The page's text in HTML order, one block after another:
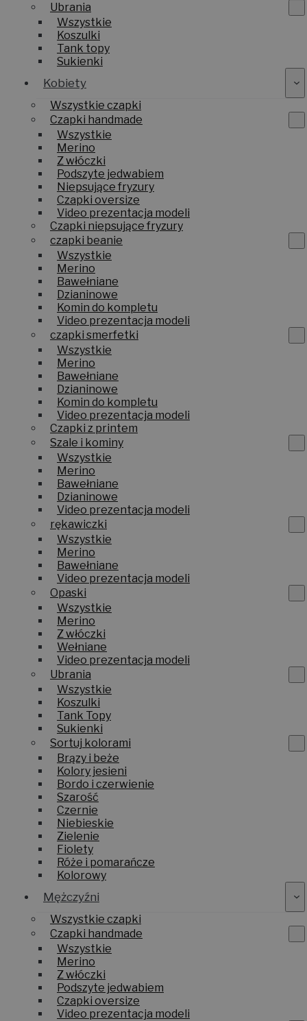
Ubrania
Wszystkie
Koszulki
Tank topy
Sukienki
Kobiety
Wszystkie czapki
Czapki handmade
Wszystkie
Merino
Z włóczki
Podszyte jedwabiem
Niepsujące fryzury
Czapki oversize
Video prezentacja modeli
Czapki niepsujące fryzury
czapki beanie
Wszystkie
Merino
Bawełniane
Dzianinowe
Komin do kompletu
Video prezentacja modeli
czapki smerfetki
Wszystkie
Merino
Bawełniane
Dzianinowe
Komin do kompletu
Video prezentacja modeli
Czapki z printem
Szale i kominy
Wszystkie
Merino
Bawełniane
Dzianinowe
Video prezentacja modeli
rękawiczki
Wszystkie
Merino
Bawełniane
Video prezentacja modeli
Opaski
Wszystkie
Merino
Z włóczki
Wełniane
Video prezentacja modeli
Ubrania
Wszystkie
Koszulki
Tank Topy
Sukienki
Sortuj kolorami
Brązy i beże
Kolory jesieni
Bordo i czerwienie
Szarość
Czernie
Niebieskie
Zielenie
Fiolety
Róże i pomarańcze
Kolorowy
Mężczyźni
Wszystkie czapki
Czapki handmade
Wszystkie
Merino
Z włóczki
Podszyte jedwabiem
Czapki oversize
Video prezentacja modeli